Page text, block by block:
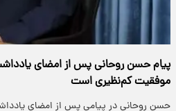
پیام حسن روحانی پس از امضای
موفقیت کم‌نظیری است
حسن روحانی در پیامی پس از امضای